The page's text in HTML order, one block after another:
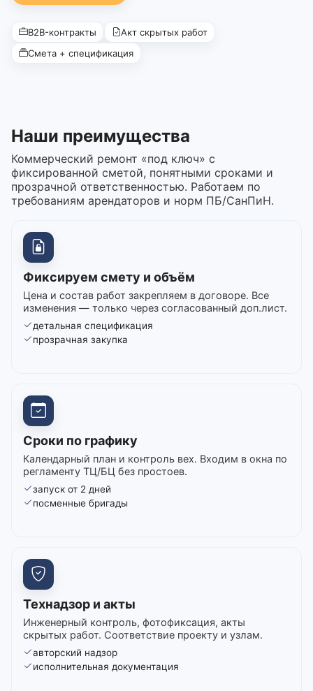
B2B-контракты
Акт скрытых работ
Смета + спецификация
Наши преимущества
Коммерческий ремонт «под ключ» с
фиксированной сметой, понятными сроками и
прозрачной ответственностью. Работаем по
требованиям арендаторов и норм ПБ/СанПиН.
Фиксируем смету и объём
Цена и состав работ закрепляем в договоре. Все
изменения — только через согласованный доп.лист.
детальная спецификация
прозрачная закупка
Сроки по графику
Календарный план и контроль вех. Входим в окна по
регламенту ТЦ/БЦ без простоев.
запуск от 2 дней
посменные бригады
Технадзор и акты
Инженерный контроль, фотофиксация, акты
скрытых работ. Соответствие проекту и узлам.
авторский надзор
исполнительная документация